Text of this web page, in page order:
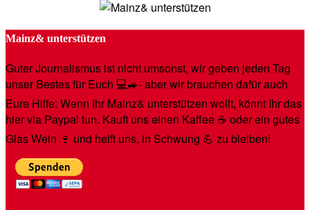
Mainz& unterstützen
Guter Journalismus ist nicht umsonst, wir geben jeden Tag
unser Bestes für Euch 💻🚙- aber wir brauchen dafür auch
Eure Hilfe: Wenn Ihr Mainz& unterstützen wollt, könnt Ihr das
hier via Paypal tun. Kauft uns einen Kaffee ☕️ oder ein gutes
Glas Wein 🍷 und helft uns, in Schwung 💪 zu bleiben!